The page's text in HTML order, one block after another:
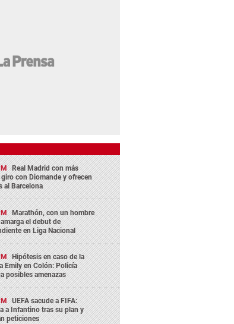
Real Madrid con más
giro con Diomande y ofrecen
al Barcelona
Marathón, con un hombre
el debut de
en Liga Nacional
Hipótesis en caso de la
Emily en Colón: Policía
posibles amenazas
UEFA sacude a FIFA:
a Infantino tras su plan y
peticiones